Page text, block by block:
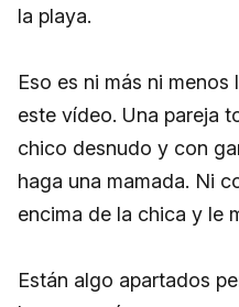
la playa.
Eso es ni más ni
este vídeo. Una pareja
chico desnudo y con
haga una mamada. Ni
encima de la chica y le
Están algo apartados